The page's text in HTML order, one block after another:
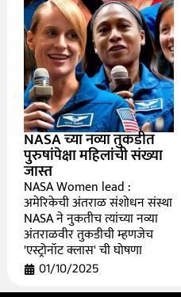
NASA च्या नव्या तुकडीत
पुरुषांपेक्षा महिलांची संख्या
जास्त
NASA Women lead :
अमेरिकेची अंतराळ संशोधन संस्था
NASA ने नुकतीच त्यांच्या नव्या
अंतराळवीर तुकडीची म्हणजेच
'एस्ट्रोनॉट क्लास' ची घोषणा
01/10/2025